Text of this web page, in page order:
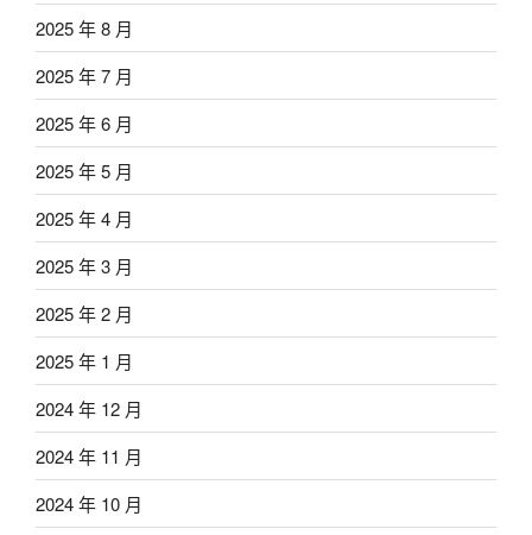
2025 年 8 月
2025 年 7 月
2025 年 6 月
2025 年 5 月
2025 年 4 月
2025 年 3 月
2025 年 2 月
2025 年 1 月
2024 年 12 月
2024 年 11 月
2024 年 10 月